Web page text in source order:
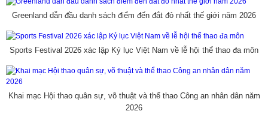
Greenland dẫn đầu danh sách điểm đến đắt đỏ nhất thế giới năm 2026
Sports Festival 2026 xác lập Kỷ lục Việt Nam về lễ hội thể thao đa môn
Khai mạc Hội thao quân sự, võ thuật và thể thao Công an nhân dân năm
2026